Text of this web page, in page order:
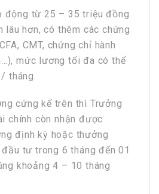
động từ 25 – 35 triệu đồng
lâu hơn, có thêm các chứng
CMT, chứng chỉ hành
mức lương tối đa có thể
tháng.
cứng kể trên thì Trưởng
chính còn nhận được
định kỳ hoặc thưởng
tư trong 6 tháng đến 01
khoảng 4 – 10 tháng